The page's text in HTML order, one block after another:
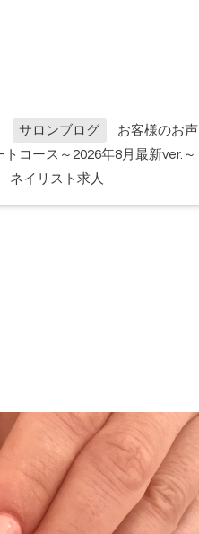
サロンブログ
お客様のお声
コース～2026年8月最新ver.～
ネイリスト求人